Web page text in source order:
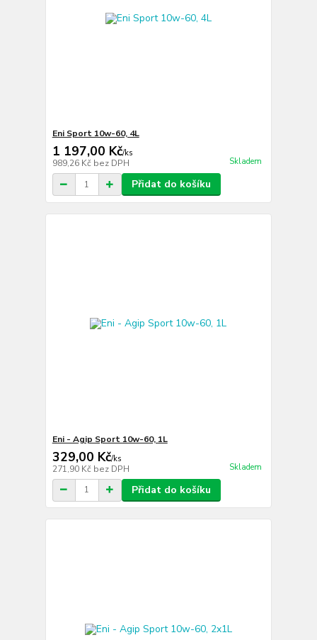
Eni Sport 10w-60, 4L
1 197,00 Kč/ks
989,26 Kč bez DPH Skladem
Přidat do košíku
Eni - Agip Sport 10w-60, 1L
329,00 Kč/ks
271,90 Kč bez DPH Skladem
Přidat do košíku